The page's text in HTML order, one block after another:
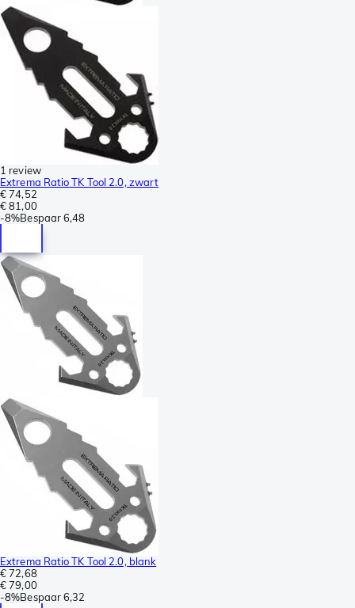
1 review
Extrema Ratio TK Tool 2.0, zwart
€ 74,52
€ 81,00
-8%Bespaar6,48
Extrema Ratio TK Tool 2.0, blank
€ 72,68
€ 79,00
-8%Bespaar6,32